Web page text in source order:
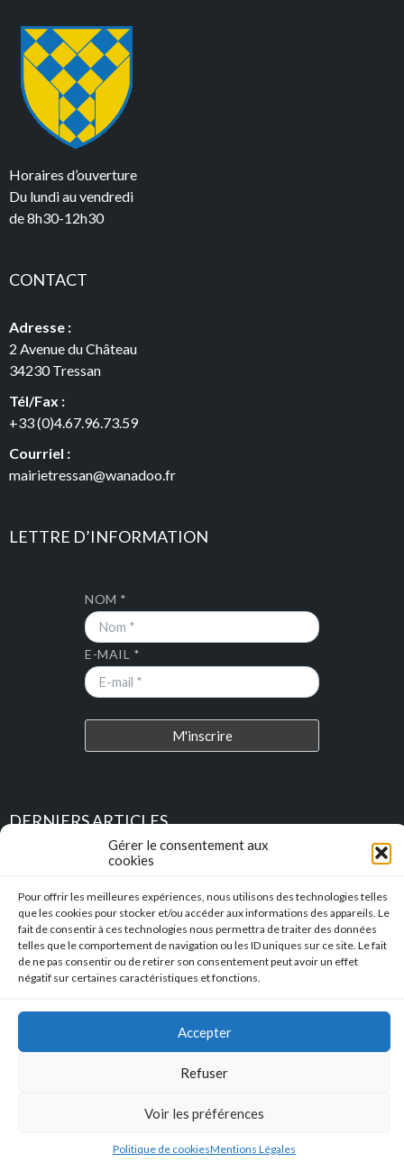
Gérer le consentement aux
cookies
Pour offrir les meilleures expériences, nous utilisons des technologies telles
que les cookies pour stocker et/ou accéder aux informations des appareils. Le
fait de consentir à ces technologies nous permettra de traiter des données
telles que le comportement de navigation ou les ID uniques sur ce site. Le fait
de ne pas consentir ou de retirer son consentement peut avoir un effet
négatif sur certaines caractéristiques et fonctions.
Accepter
Refuser
Voir les préférences
Politique de cookiesMentions Légales
Horaires d’ouverture
Du lundi au vendredi
de 8h30-12h30
CONTACT
Adresse :
2 Avenue du Château
34230 Tressan
Tél/Fax :
+33 (0)4.67.96.73.59
Courriel :
mairietressan@wanadoo.fr
LETTRE D’INFORMATION
NOM *
E-MAIL *
DERNIERS ARTICLES
Place au Terroir – TRESSAN
Soirée d’été
Descente en caisse à savon – Profitez de l’été pour construire vos
caisses à savon !!!
Accessibilité
SIEGEL :: Studio de Création